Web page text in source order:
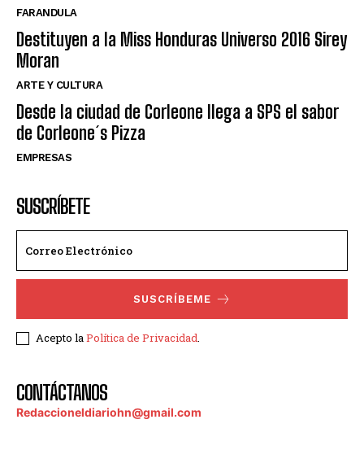
FARANDULA
Destituyen a la Miss Honduras Universo 2016 Sirey
Moran
ARTE Y CULTURA
Desde la ciudad de Corleone llega a SPS el sabor
de Corleone´s Pizza
EMPRESAS
SUSCRÍBETE
SUSCRÍBEME
Acepto laPolítica de Privacidad.
CONTÁCTANOS
Redaccioneldiariohn@gmail.com